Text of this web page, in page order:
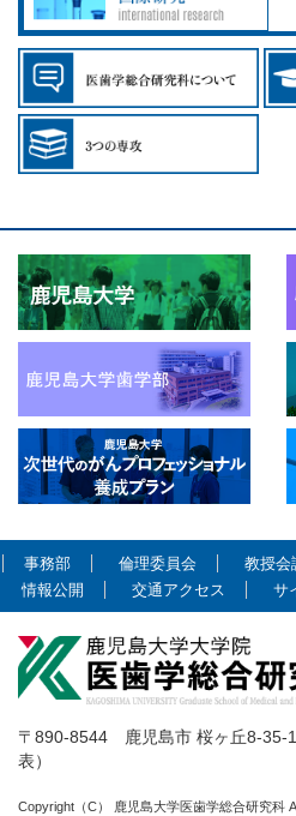
事務部 倫理委員会 教授会
情報公開
交通アクセス サ
〒890-8544 鹿児島市 桜ヶ丘8-
表）
Copyright（C） 鹿児島大学医歯学総合研究科